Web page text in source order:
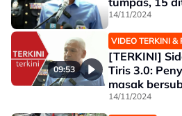
14/11/2024
09:53
VIDEO TERKINI &
[TERKINI]
Tiris 3.0:
masak
14/11/2024